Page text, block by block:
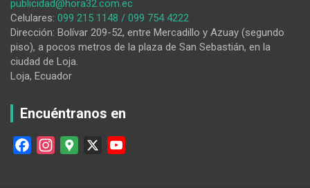
publicidad@hora32.com.ec
Celulares: 099 215 1148 / 099 754 4222
Dirección: Bolívar 209-52, entre Mercadillo y Azuay (segundo
piso), a pocos metros de la plaza de San Sebastián, en la
ciudad de Loja.
Loja, Ecuador
Encuéntranos en